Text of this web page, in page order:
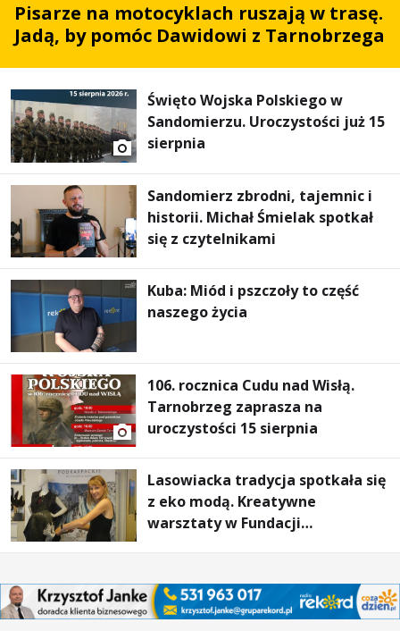
Pisarze na motocyklach ruszają w trasę.
Jadą, by pomóc Dawidowi z Tarnobrzega
Święto Wojska Polskiego w
Sandomierzu. Uroczystości już 15
sierpnia
Sandomierz zbrodni, tajemnic i
historii. Michał Śmielak spotkał
się z czytelnikami
Kuba: Miód i pszczoły to część
naszego życia
106. rocznica Cudu nad Wisłą.
Tarnobrzeg zaprasza na
uroczystości 15 sierpnia
Lasowiacka tradycja spotkała się
z eko modą. Kreatywne
warsztaty w Fundacji